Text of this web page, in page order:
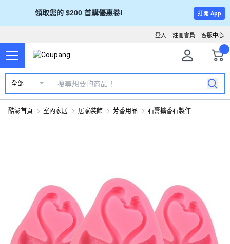
領取您的 $200 首購優惠卷! 打開 App
客服中心
註冊會員
登入
全部
酷澎首頁 室內家居 居家裝飾 芳香用品 石膏擴香石製作